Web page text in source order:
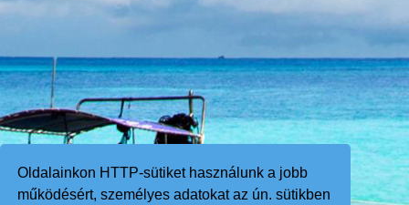
Oldalainkon HTTP-sütiket használunk a jobb
működésért, személyes adatokat az ún. sütikben